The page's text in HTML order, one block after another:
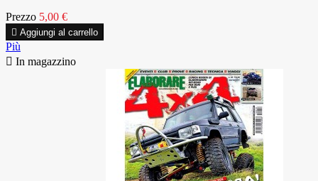
Prezzo 5,00 €
 Aggiungi al carrello
Più
 In magazzino